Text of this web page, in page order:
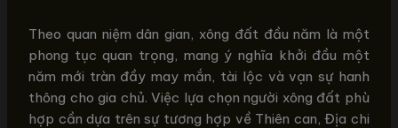
Theo quan niệm dân gian, xông đất đầu năm là một
phong tục quan trọng, mang ý nghĩa khởi đầu một
năm mới tràn đầy may mắn, tài lộc và vạn sự hanh
thông cho gia chủ. Việc lựa chọn người xông đất phù
hợp cần dựa trên sự tương hợp về Thiên can, Địa chi